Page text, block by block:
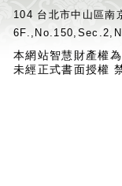
104 台北市中山區
本網站智慧財產權
未經正式書面授權